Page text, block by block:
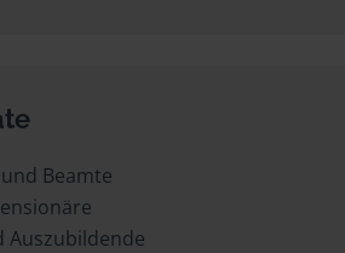
Beamte
Auszubildende